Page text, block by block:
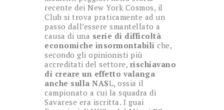
recente dei New York Cosmos, il
Club si trova praticamente ad un
passo dall’essere smantellato a
causa di una serie di difficoltà
economiche insormontabili che,
secondo gli opinionisti più
accreditati del settore, rischiavano
di creare un effetto valanga
anche sulla NASL, ossia il
campionato a cui la squadra di
Savarese era iscritta. I guai